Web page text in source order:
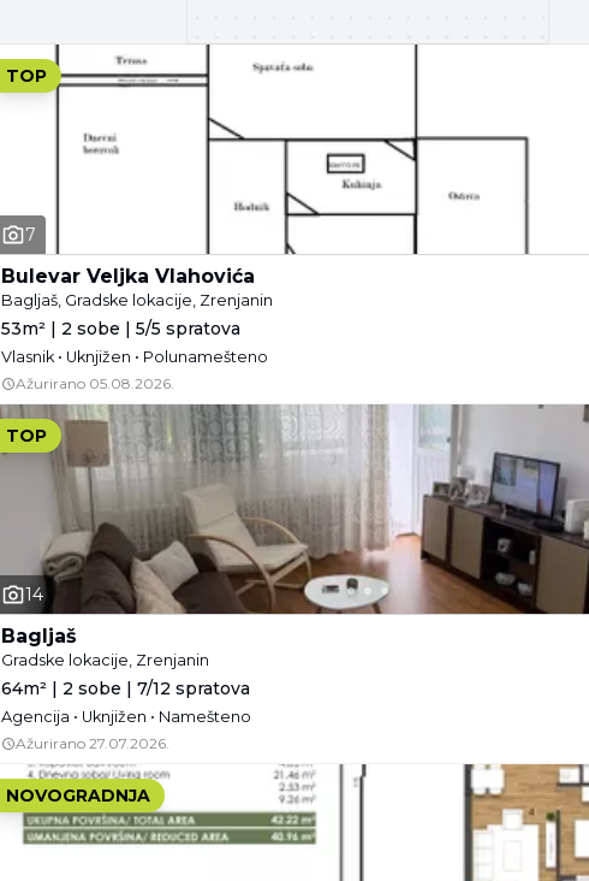
TOP
7
Bulevar Veljka Vlahovića
Bagljaš, Gradske lokacije, Zrenjanin
53m² | 2 sobe | 5/5 spratova
Vlasnik • Uknjižen • Polunamešteno
Ažurirano 05.08.2026.
TOP
14
Bagljaš
Gradske lokacije, Zrenjanin
64m² | 2 sobe | 7/12 spratova
Agencija • Uknjižen • Namešteno
Ažurirano 27.07.2026.
NOVOGRADNJA